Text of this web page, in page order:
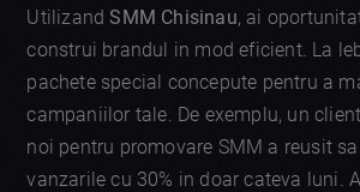
Utilizand SMM Chisinau, ai
construi brandul in mod eficient. La
pachete special concepute pentru a
campaniilor tale. De exemplu, un
noi pentru promovare SMM a reusit
vanzarile cu 30% in doar cateva luni.